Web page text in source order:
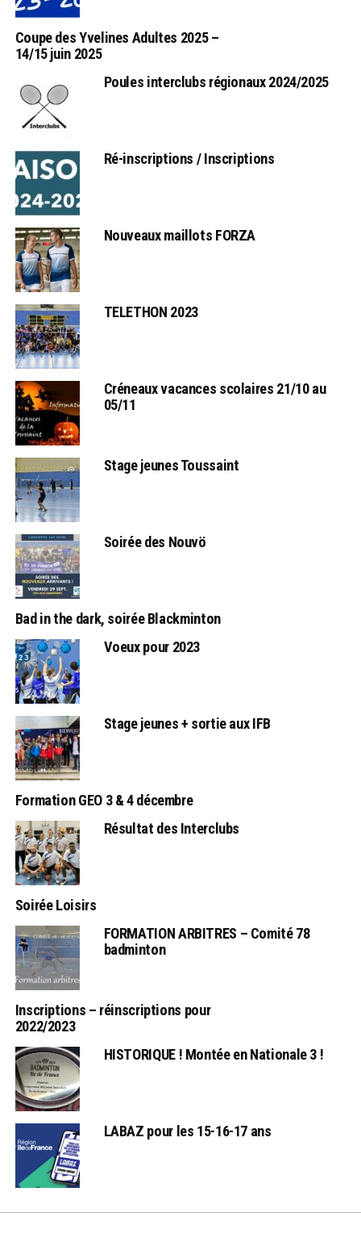
Coupe des Yvelines Adultes 2025 –
14/15 juin 2025
Poules interclubs régionaux 2024/2025
Ré-inscriptions / Inscriptions
Nouveaux maillots FORZA
TELETHON 2023
Créneaux vacances scolaires 21/10 au
05/11
Stage jeunes Toussaint
Soirée des Nouvö
Bad in the dark, soirée Blackminton
Voeux pour 2023
Stage jeunes + sortie aux IFB
Formation GEO 3 & 4 décembre
Résultat des Interclubs
Soirée Loisirs
FORMATION ARBITRES – Comité 78
badminton
Inscriptions – réinscriptions pour
2022/2023
HISTORIQUE ! Montée en Nationale 3 !
LABAZ pour les 15-16-17 ans